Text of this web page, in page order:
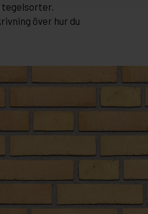
tegelsorter.
över hur du